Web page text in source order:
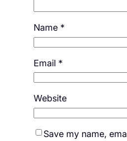
Name *
Email *
Website
Save my name,